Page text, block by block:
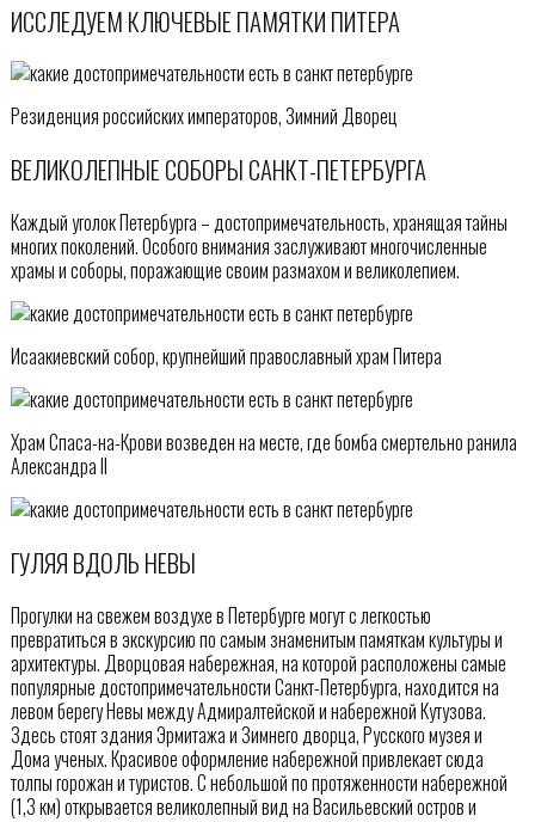
ИССЛЕДУЕМ КЛЮЧЕВЫЕ ПАМЯТКИ ПИТЕРА
Резиденция российских императоров, Зимний Дворец
ВЕЛИКОЛЕПНЫЕ СОБОРЫ САНКТ-ПЕТЕРБУРГА
Каждый уголок Петербурга – достопримечательность, хранящая тайны
многих поколений. Особого внимания заслуживают многочисленные
храмы и соборы, поражающие своим размахом и великолепием.
Исаакиевский собор, крупнейший православный храм Питера
Храм Спаса-на-Крови возведен на месте, где бомба смертельно ранила
Александра II
ГУЛЯЯ ВДОЛЬ НЕВЫ
Прогулки на свежем воздухе в Петербурге могут с легкостью
превратиться в экскурсию по самым знаменитым памяткам культуры и
архитектуры. Дворцовая набережная, на которой расположены самые
популярные достопримечательности Санкт-Петербурга, находится на
левом берегу Невы между Адмиралтейской и набережной Кутузова.
Здесь стоят здания Эрмитажа и Зимнего дворца, Русского музея и
Дома ученых. Красивое оформление набережной привлекает сюда
толпы горожан и туристов. С небольшой по протяженности набережной
(1,3 км) открывается великолепный вид на Васильевский остров и